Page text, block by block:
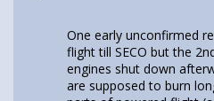
One early unconfirmed
flight till SECO but the
engines shut down
are supposed to burn